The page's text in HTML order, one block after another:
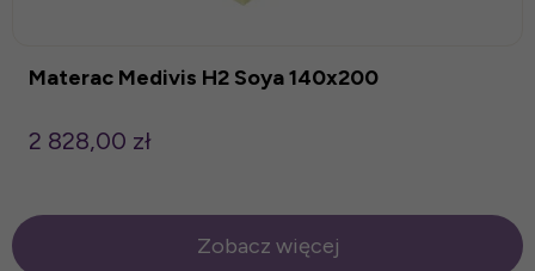
Materac Medivis H2 Soya 140x200
2 828,00 zł
Zobacz więcej